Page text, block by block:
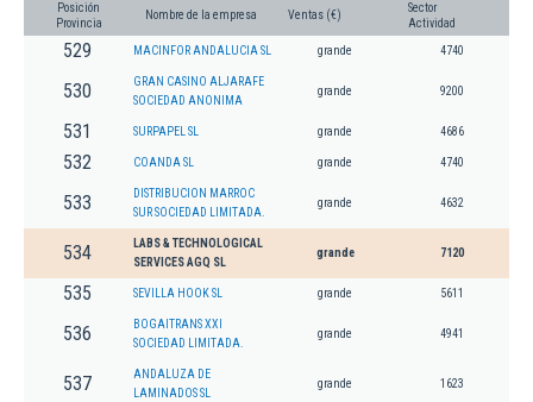
Posición
Provincia
Nombre de la empresa Ventas (€)
Sector
Actividad
529 MACINFOR ANDALUCIA SL grande 4740
530
GRAN CASINO ALJARAFE
SOCIEDAD ANONIMA
grande 9200
531 SURPAPEL SL grande 4686
532 COANDA SL grande 4740
533
DISTRIBUCION MARROC
SUR SOCIEDAD LIMITADA.
grande 4632
534
LABS & TECHNOLOGICAL
SERVICES AGQ SL
grande 7120
535 SEVILLA HOOK SL grande 5611
536
BOGAITRANS XXI
SOCIEDAD LIMITADA.
grande 4941
537
ANDALUZA DE
LAMINADOS SL
grande 1623